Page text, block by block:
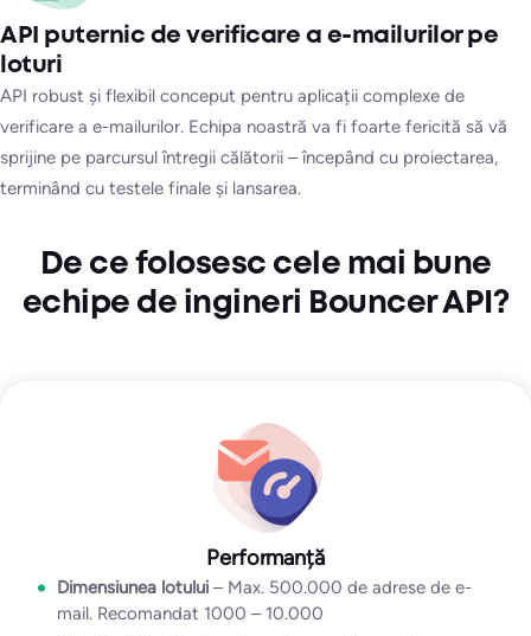
API puternic de verificare a e-mailurilor pe
loturi
API robust și flexibil conceput pentru aplicații complexe de
verificare a e-mailurilor. Echipa noastră va fi foarte fericită să vă
sprijine pe parcursul întregii călătorii – începând cu proiectarea,
terminând cu testele finale și lansarea.
De ce folosesc cele mai bune
echipe de ingineri Bouncer API?
Performanță
Dimensiunea lotului – Max. 500.000 de adrese de e-
mail. Recomandat 1000 – 10.000